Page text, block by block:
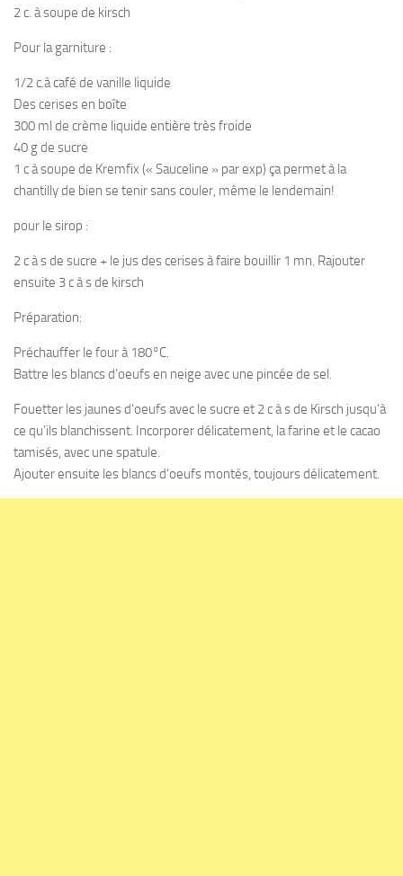
2 c. à soupe de kirsch
Pour la garniture :
1/2 c.à café de vanille liquide
Des cerises en boîte
300 ml de crème liquide entière très froide
40 g de sucre
1 c à soupe de Kremfix (« Sauceline » par exp) ça permet à la
chantilly de bien se tenir sans couler, même le lendemain!
pour le sirop :
2 c à s de sucre + le jus des cerises à faire bouillir 1 mn. Rajouter
ensuite 3 c à s de kirsch
Préparation:
Préchauffer le four à 180°C.
Battre les blancs d’oeufs en neige avec une pincée de sel.
Fouetter les jaunes d’oeufs avec le sucre et 2 c à s de Kirsch jusqu’à
ce qu’ils blanchissent. Incorporer délicatement, la farine et le cacao
tamisés, avec une spatule.
Ajouter ensuite les blancs d’oeufs montés, toujours délicatement.